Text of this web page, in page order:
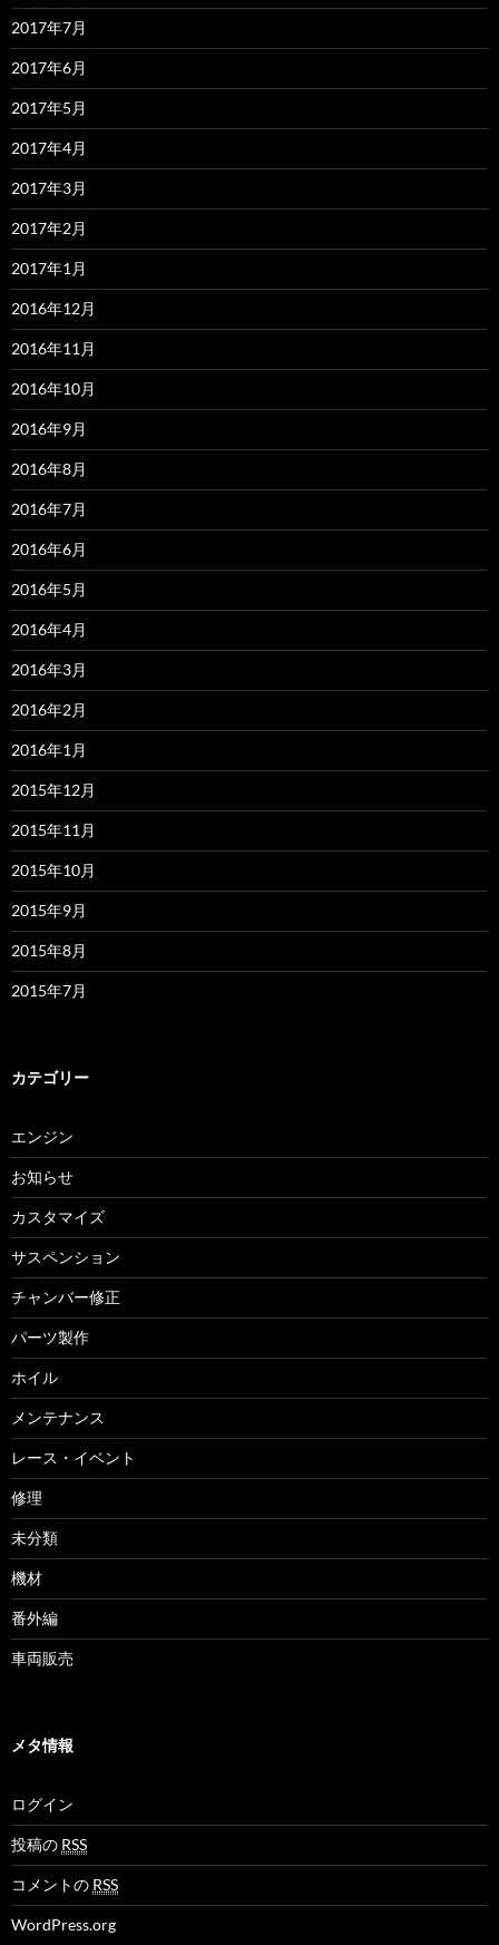
2017年7月
2017年6月
2017年5月
2017年4月
2017年3月
2017年2月
2017年1月
2016年12月
2016年11月
2016年10月
2016年9月
2016年8月
2016年7月
2016年6月
2016年5月
2016年4月
2016年3月
2016年2月
2016年1月
2015年12月
2015年11月
2015年10月
2015年9月
2015年8月
2015年7月
カテゴリー
エンジン
お知らせ
カスタマイズ
サスペンション
チャンバー修正
パーツ製作
ホイル
メンテナンス
レース・イベント
修理
未分類
機材
番外編
車両販売
メタ情報
ログイン
投稿の RSS
コメントの RSS
WordPress.org